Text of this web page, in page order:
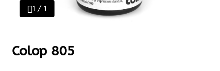
1 / 1
Colop 805